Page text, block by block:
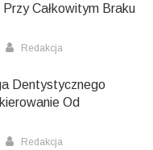
Całkowitym Braku
Redakcja
Dentystycznego
Od
Redakcja